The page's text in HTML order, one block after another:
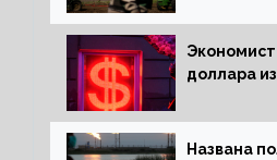
доллара
Названа